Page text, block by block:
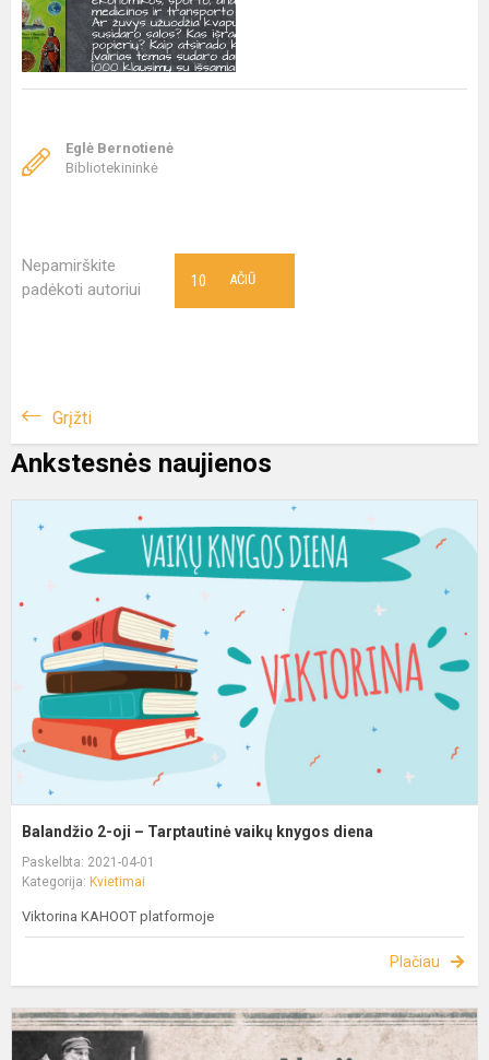
Eglė Bernotienė
Bibliotekininkė
Nepamirškite
padėkoti autoriui
AČIŪ
10
Grįžti
Ankstesnės naujienos
Balandžio 2-oji – Tarptautinė vaikų knygos diena
Paskelbta: 2021-04-01
Kategorija: Kvietimai
Viktorina KAHOOT platformoje
Plačiau